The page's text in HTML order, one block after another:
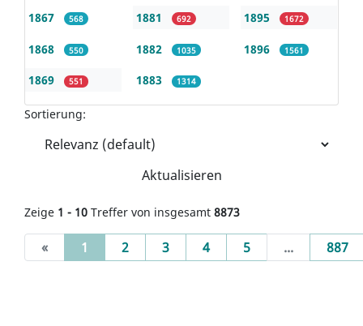
1867 568
1868 550
1869 551
1881 692
1882 1035
1883 1314
1895 1672
1896 1561
Sortierung:
Aktualisieren
Zeige 1 - 10 Treffer von insgesamt 8873
« 1 (current)
2 3 4 5 ... 887